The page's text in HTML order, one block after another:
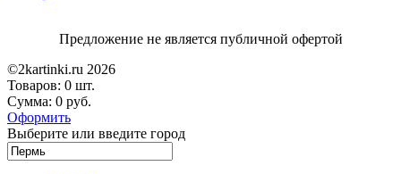
Предложение не является публичной офертой
©2kartinki.ru 2026
Товаров: 0 шт.
Сумма: 0 руб.
Оформить
Выберите или введите город